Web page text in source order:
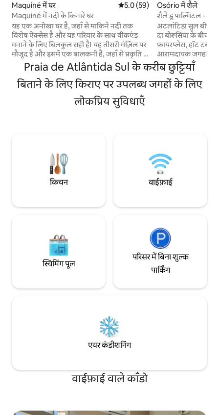
Maquiné में घर औसत रेटिंग 5 में से 5.0, 59 समीक्षाएँ
5.0 (59)
Maquiné में नदी के किनारे घर
यह एक अनोखा घर है, जहाँ से माकिने नदी तक
विशेष ऐक्सेस है और यह परिवार के साथ वीकएंड
मनाने के लिए बिलकुल सही है। यह तीसरी मंज़िल पर
मौजूद है और इसमें एक बालकनी है, जहाँ से प्रकृति के
मनमोहक नज़ारे दिखते हैं। इसके अलावा, इसमें
बारबेक्यू ग्रिल के बगल में परिवार के लिए एक बड़ा
टेबल है, जहाँ सब इकट्ठा हो सकते हैं। इसके अलावा,
इसमें उपकरणों से लैस एक किचन, एक रेफ़्रिजरेटर,
एक कुकटॉप और एक ओवन, एक फ़ायरप्लेस, एक
इंटीग्रेटेड लिविंग रूम, 2 बेडरूम और एक बाथरूम है।
Osório में शैले
शैले डू पाल्मिटल -
अटलांटिडा सुल बीच से
दा बोरूसिया के बीच
फ़ायरप्लेस, हॉट टब
आरामदायक जगह।
बारबेक्यू वाला
अविस्मरणीय पल बिता
लोकेशन, जहाँ से
तक आसानी से पहुँचा
Praia de Atlântida Sul के करीब छुट्टियाँ
बिताने के लिए किराए पर उपलब्ध जगहों के लिए
लोकप्रिय सुविधाएँ
किचन वाईफ़ाई
स्विमिंग पूल
परिसर में बिना शुल्क
पार्किंग
एयर कंडीशनिंग
वाईफ़ाई वाले काँडो